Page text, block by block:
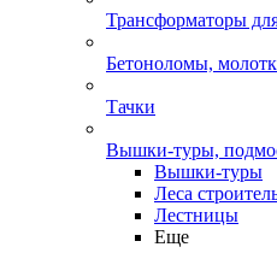
Трансформаторы
Бетоноломы,
Тачки
Вышки-туры,
Вышки-туры
Леса
Лестницы
Еще